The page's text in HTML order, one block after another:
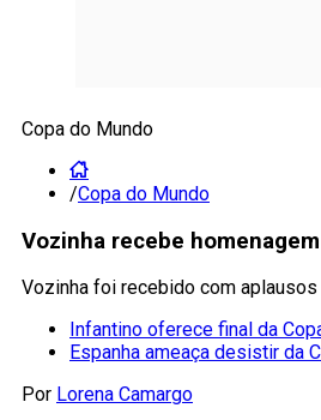
Copa do Mundo
/Copa do Mundo
Vozinha recebe
Vozinha foi recebido com
Infantino oferece final da
Espanha ameaça desistir da
Por Lorena Camargo